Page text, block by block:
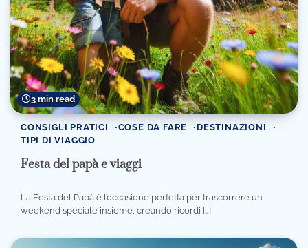
3 min read
CONSIGLI PRATICI COSE DA FARE
DESTINAZIONI
TIPI DI VIAGGIO
Festa del papà e viaggi
La Festa del Papà è l’occasione perfetta per trascorrere un
weekend speciale insieme, creando ricordi […]